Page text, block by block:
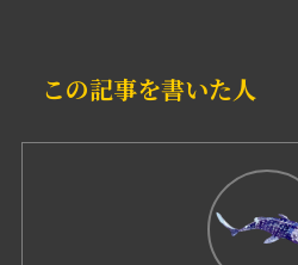
この記事を書いた人